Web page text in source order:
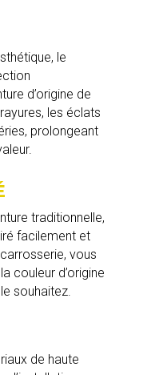
le
d’origine de
les éclats
prolongeant
traditionnelle,
facilement et
vous
couleur d’origine
souhaitez.
de haute